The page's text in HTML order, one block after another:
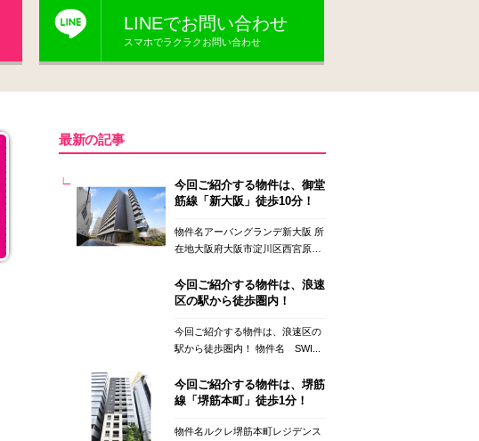
LINEでお問い合わせ
スマホでラクラクお問い合わせ
最新の記事
今回ご紹介する物件は、御堂
筋線「新大阪」徒歩10分！
物件名アーバングランデ新大阪 所
在地大阪府大阪市淀川区西宮原
今回ご紹介する物件は、浪速
区の駅から徒歩圏内！
今回ご紹介する物件は、浪速区の
駅から徒歩圏内！ 物件名 SWI...
今回ご紹介する物件は、堺筋
線「堺筋本町」徒歩1分！
物件名ルクレ堺筋本町レジデンス